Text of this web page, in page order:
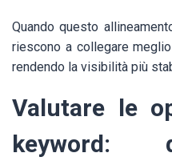
Quando questo
riescono a collegare
rendendo la visibilità più
Valutare le
keyword: